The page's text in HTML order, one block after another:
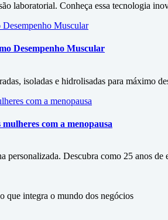
laboratorial. Conheça essa tecnologia
Desempenho Muscular
isoladas e hidrolisadas para máximo
com a menopausa
Descubra como 25 anos
integra o mundo dos negócios